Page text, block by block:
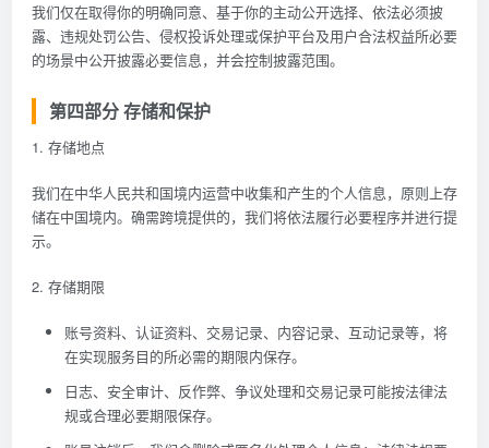
我们仅在取得你的明确同意、基于你的主动公开选择、依法必须披
露、违规处罚公告、侵权投诉处理或保护平台及用户合法权益所必要
的场景中公开披露必要信息，并会控制披露范围。
第四部分 存储和保护
1. 存储地点
我们在中华人民共和国境内运营中收集和产生的个人信息，原则上存
储在中国境内。确需跨境提供的，我们将依法履行必要程序并进行提
示。
2. 存储期限
账号资料、认证资料、交易记录、内容记录、互动记录等，将
在实现服务目的所必需的期限内保存。
日志、安全审计、反作弊、争议处理和交易记录可能按法律法
规或合理必要期限保存。